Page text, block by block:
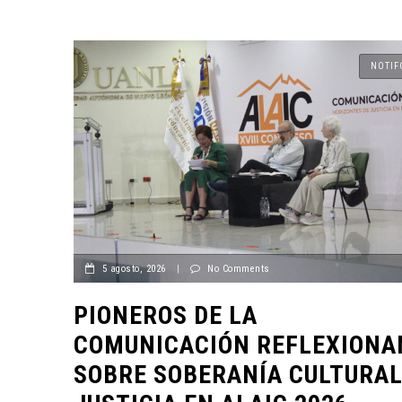
5 agosto, 2026 | No Comments
PIONEROS DE LA
COMUNICACIÓN
SOBRE SOBERANÍA
CANTERA
ORIGEN Y PROPÓSITO DE
CASA INDI
14 noviembre, 2022